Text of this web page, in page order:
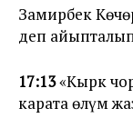
Замирбек
деп
17:13«Кырк
карата өлүм